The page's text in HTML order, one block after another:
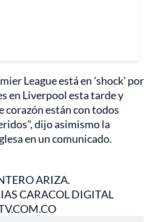
League está en 'shock' por
en Liverpool esta tarde y
están con todos
dijo asimismo la
en un comunicado.
ARIZA.
CARACOL DIGITAL